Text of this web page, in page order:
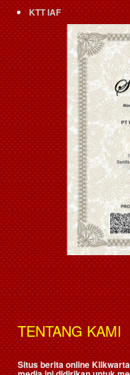
KTT IAF
TENTANG KAMI
Situs berita online